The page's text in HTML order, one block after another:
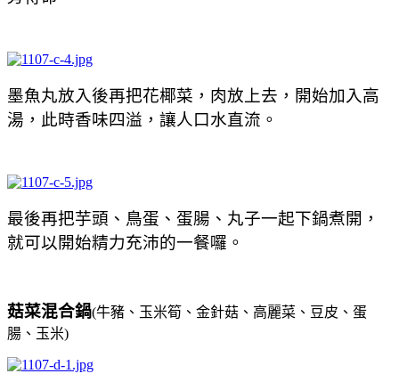
墨魚丸放入後再把花椰菜，肉放上去，開始加入高
湯，此時香味四溢，讓人口水直流。
最後再把芋頭、鳥蛋、蛋腸、丸子一起下鍋煮開，
就可以開始精力充沛的一餐囉。
菇菜混合鍋(牛豬、玉米筍、金針菇、高麗菜、豆皮、蛋
腸、玉米)